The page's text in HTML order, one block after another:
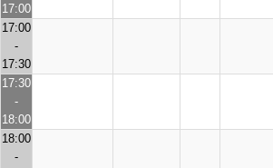
17:00
17:00
-
17:30
17:30
-
18:00
18:00
-